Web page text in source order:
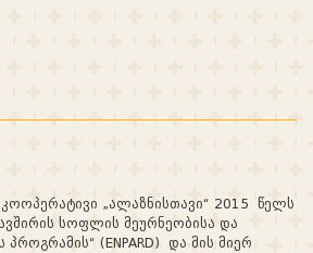
„ალაზნისთავი“ 2015 წელს
სოფლის მეურნეობისა და
(ENPARD) და მის მიერ